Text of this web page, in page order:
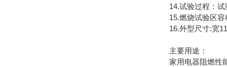
14.试验过程：试
15.燃烧试验区容
16.外型尺寸:宽
主要用途：
家用电器阻燃性